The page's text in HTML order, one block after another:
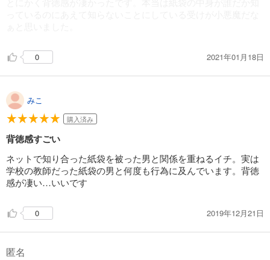
0 2021年01月18日
みこ
購入済み
背徳感すごい
ネットで知り合った紙袋を被った男と関係を重ねるイチ。実は
学校の教師だった紙袋の男と何度も行為に及んでいます。背徳
感が凄い…いいです
0 2019年12月21日
匿名